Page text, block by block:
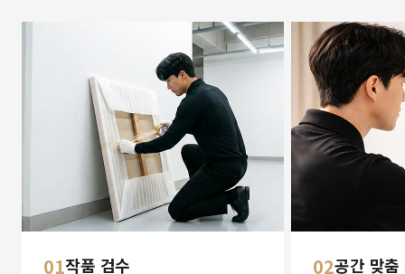
01작품 검수 02공간 맞